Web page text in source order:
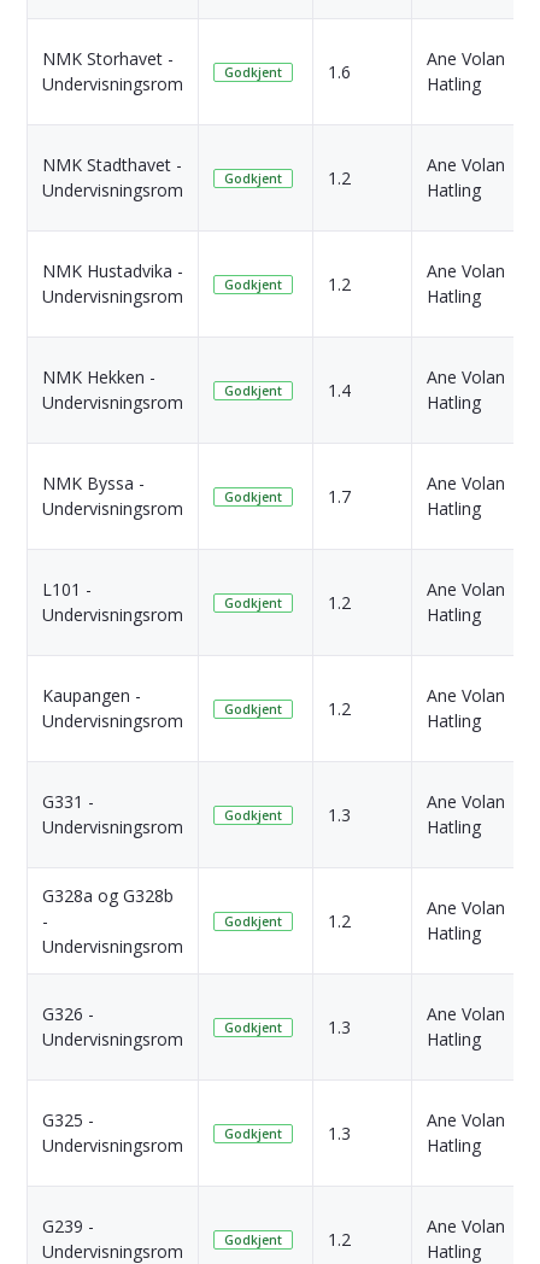
NMK Storhavet -
Undervisningsrom
Godkjent 1.6
Ane Volan
Hatling
NMK Stadthavet -
Undervisningsrom
Godkjent 1.2
Ane Volan
Hatling
NMK Hustadvika -
Undervisningsrom
Godkjent 1.2
Ane Volan
Hatling
NMK Hekken -
Undervisningsrom
Godkjent 1.4
Ane Volan
Hatling
NMK Byssa -
Undervisningsrom
Godkjent 1.7
Ane Volan
Hatling
L101 -
Undervisningsrom
Godkjent 1.2
Ane Volan
Hatling
Kaupangen -
Undervisningsrom
Godkjent 1.2
Ane Volan
Hatling
G331 -
Undervisningsrom
Godkjent 1.3
Ane Volan
Hatling
G328a og G328b
-
Undervisningsrom
Godkjent 1.2
Ane Volan
Hatling
G326 -
Undervisningsrom
Godkjent 1.3
Ane Volan
Hatling
G325 -
Undervisningsrom
Godkjent 1.3
Ane Volan
Hatling
G239 -
Undervisningsrom
Godkjent 1.2
Ane Volan
Hatling